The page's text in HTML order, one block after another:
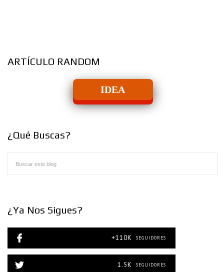
ARTÍCULO RANDOM
IDEA
¿Qué Buscas?
¿Ya Nos Sigues?
+110K SEGUIDORES
1.5K SEGUIDORES